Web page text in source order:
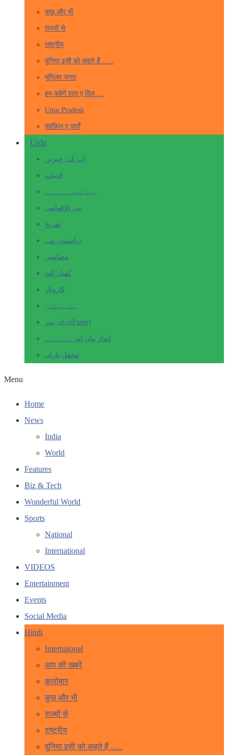
कुछ और भी
राज्यों से
राष्ट्रीय
दुनिया इसी को कहते हैं …..
मुस्लिम जगत
हम कहेगें हाल ए दिल …
Uttar Pradesh
महफ़िल ए याराँ
Urdu
آپ کی خبریں
ادبیات
بہت کچھ۔ ۔۔۔۔۔
بین الاقوامی
تفریح
ریاستوں سے
مضامین
کھیل کود
کاروبار
ہندوستان
ای پیپر (ePaper)
انداز بیاں اور۔۔۔۔۔۔۔
محفل یاراں
Menu
Home
News
India
World
Features
Biz & Tech
Wonderful World
Sports
National
International
VIDEOS
Entertainment
Events
Social Media
Hindi
Internaional
आप की खबरें
कारोबार
कुछ और भी
राज्यों से
राष्ट्रीय
दुनिया इसी को कहते हैं …..